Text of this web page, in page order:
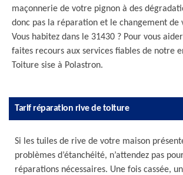
maçonnerie de votre pignon à des
donc pas la réparation et le changement de
Vous habitez dans le 31430 ? Pour vous
faites recours aux services fiables de notre
Toiture sise à Polastron.
Tarif réparation rive de toiture
Si les tuiles de rive de votre maison
problèmes d’étanchéité, n’attendez pas
réparations nécessaires. Une fois cassée,